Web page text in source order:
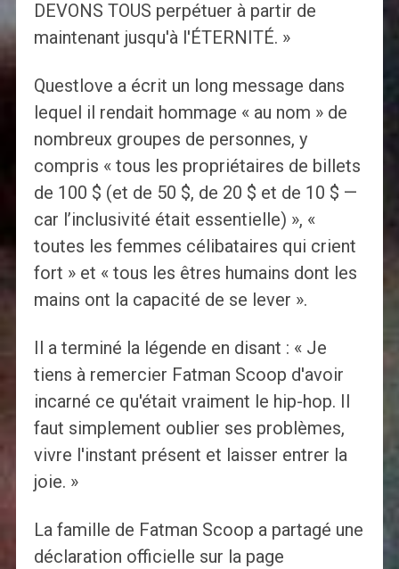
DEVONS TOUS perpétuer à partir de
maintenant jusqu'à l'ÉTERNITÉ. »
Questlove a écrit un long message dans
lequel il rendait hommage « au nom » de
nombreux groupes de personnes, y
compris « tous les propriétaires de billets
de 100 $ (et de 50 $, de 20 $ et de 10 $ —
car l’inclusivité était essentielle) », «
toutes les femmes célibataires qui crient
fort » et « tous les êtres humains dont les
mains ont la capacité de se lever ».
Il a terminé la légende en disant : « Je
tiens à remercier Fatman Scoop d'avoir
incarné ce qu'était vraiment le hip-hop. Il
faut simplement oublier ses problèmes,
vivre l'instant présent et laisser entrer la
joie. »
La famille de Fatman Scoop a partagé une
déclaration officielle sur la page